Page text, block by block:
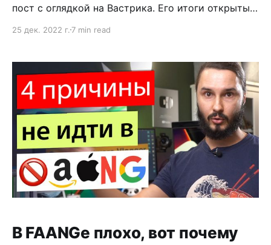
пост с оглядкой на Вастрика. Его итоги открыты
2021 года мы праздновали с размахом. Это был
за 150 евро. Дешевка, знаю. Купил красивые
25 дек. 2022 г. 7 min read
В FAANGе плохо, вот почему